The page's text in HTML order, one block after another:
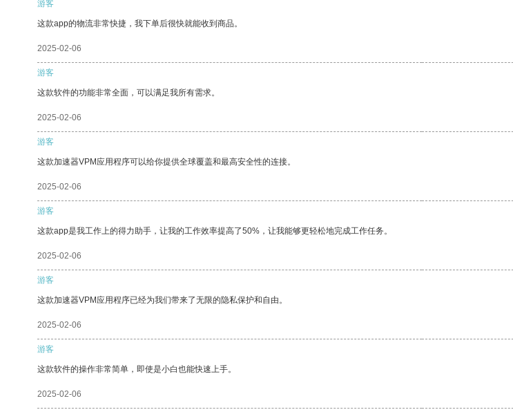
游客
这款app的物流非常快捷，我下单后很快就能收到商品。
2025-02-06
游客
这款软件的功能非常全面，可以满足我所有需求。
2025-02-06
游客
这款加速器VPM应用程序可以给你提供全球覆盖和最高安全性的连接。
2025-02-06
游客
这款app是我工作上的得力助手，让我的工作效率提高了50%，让我能够更轻松地完成工作任务。
2025-02-06
游客
这款加速器VPM应用程序已经为我们带来了无限的隐私保护和自由。
2025-02-06
游客
这款软件的操作非常简单，即使是小白也能快速上手。
2025-02-06